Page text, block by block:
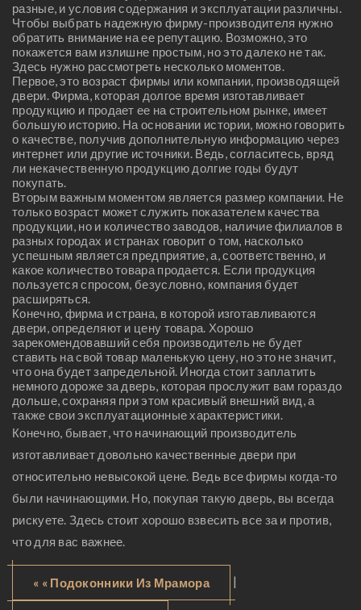
разные, и условия содержания и эксплуатации различны.
Чтобы выбрать надежную фирму-производителя нужно
обратить внимание на ее репутацию. Возможно, это
покажется вам излишне простым, но это далеко не так.
Здесь нужно рассмотреть несколько моментов.
Первое, это возраст фирмы или компании, производящей
двери. Фирма, которая долгое время изготавливает
продукцию и продает ее на строительном рынке, имеет
большую историю. На основании истории, можно говорить
о качестве, получив дополнительную информацию через
интернет или другие источники. Ведь, согласитесь, вряд
ли некачественную продукцию долгие годы будут
покупать.
Вторым важным моментом является размер компании. Не
только возраст может служить показателем качества
продукции, но и количество заводов, наличие филиалов в
разных городах и странах говорит о том, насколько
успешным является предприятие, а, соответственно, и
какое количество товара продается. Если продукция
пользуется спросом, безусловно, компания будет
расширяться.
Конечно, фирма и страна, в которой изготавливаются
двери, определяют и цену товара. Хорошо
зарекомендовавший себя производитель не будет
ставить на свой товар маленькую цену, но это не значит,
что она будет запредельной. Иногда стоит заплатить
немного дороже за дверь, которая прослужит вам гораздо
дольше, сохраняя при этом красивый внешний вид, а
также свои эксплуатационные характеристики.
Конечно, бывает, что начинающий производитель
изготавливает довольно качественные двери при
относительно невысокой цене. Ведь все фирмы когда-то
были начинающими. Но, покупая такую дверь, вы всегда
рискуете. Здесь стоит хорошо взвесить все за и против,
что для вас важнее.
« « Подоконники Из Мрамора |